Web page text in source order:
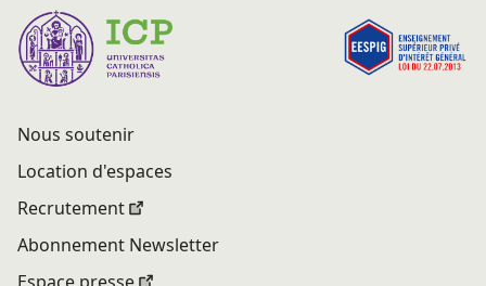
Nous soutenir
Location d'espaces
Recrutement
Abonnement Newsletter